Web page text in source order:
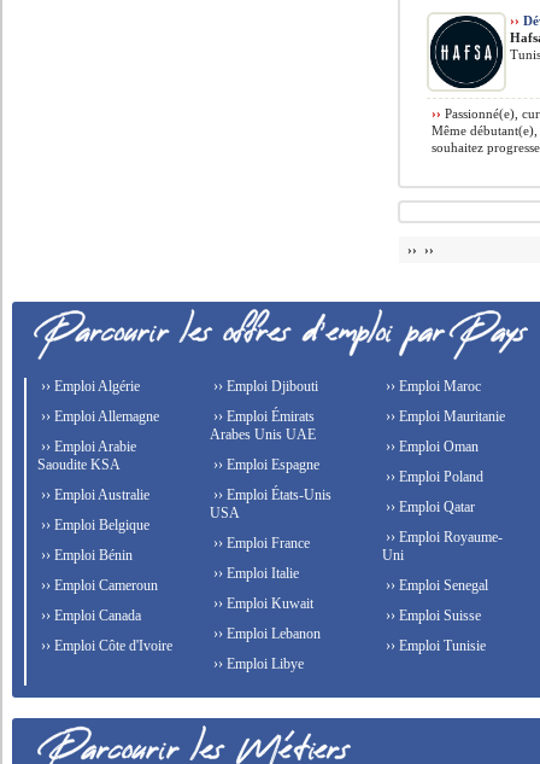
››
›› Passionné(e),
Même
souhaitez
›› ››
›› Emploi Algérie
›› Emploi Allemagne
›› Emploi Arabie
Saoudite KSA
›› Emploi Australie
›› Emploi Belgique
›› Emploi Bénin
›› Emploi Cameroun
›› Emploi Canada
›› Emploi Côte d'Ivoire
›› Emploi Djibouti
›› Emploi Émirats
Arabes Unis UAE
›› Emploi Espagne
›› Emploi États-Unis
USA
›› Emploi France
›› Emploi Italie
›› Emploi Kuwait
›› Emploi Lebanon
›› Emploi Libye
›› Emploi Maroc
›› Emploi Mauritanie
›› Emploi Oman
›› Emploi Poland
›› Emploi Qatar
›› Emploi Royaume-
Uni
›› Emploi Senegal
›› Emploi Suisse
›› Emploi Tunisie